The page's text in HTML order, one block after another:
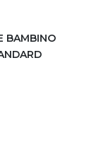
BAMBINO